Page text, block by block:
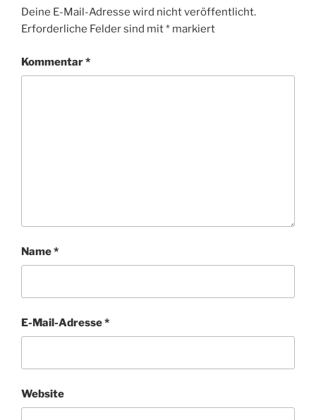
Deine E-Mail-Adresse wird nicht veröffentlicht.
Erforderliche Felder sind mit* markiert
Kommentar*
Name*
E-Mail-Adresse*
Website